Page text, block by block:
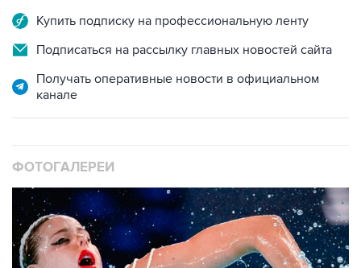
Купить подписку на профессиональную ленту
Подписаться на рассылку главных новостей сайта
Получать оперативные новости в официальном
канале
ФОТОГАЛЕРЕИ